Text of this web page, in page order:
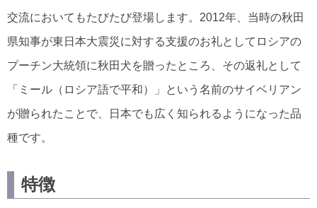
交流においてもたびたび登場します。2012年、当時の秋田
県知事が東日本大震災に対する支援のお礼としてロシアの
プーチン大統領に秋田犬を贈ったところ、その返礼として
「ミール（ロシア語で平和）」という名前のサイベリアン
が贈られたことで、日本でも広く知られるようになった品
種です。
特徴